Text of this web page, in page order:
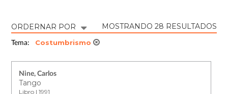
ORDERNAR POR MOSTRANDO 28 RESULTADOS
Tema: Costumbrismo
Nine, Carlos
Tango
Libro | 1991